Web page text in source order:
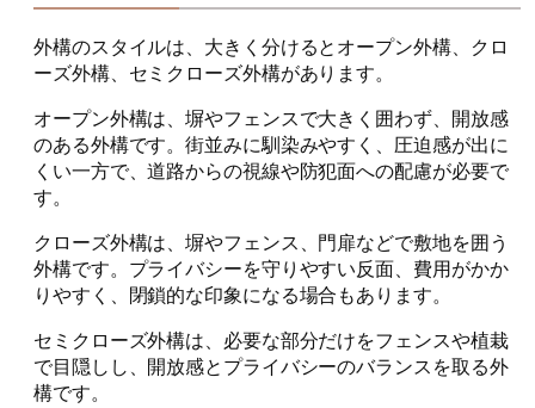
外構のスタイルは、大きく分けるとオープン外構、クロ
ーズ外構、セミクローズ外構があります。
オープン外構は、塀やフェンスで大きく囲わず、開放感
のある外構です。街並みに馴染みやすく、圧迫感が出に
くい一方で、道路からの視線や防犯面への配慮が必要で
す。
クローズ外構は、塀やフェンス、門扉などで敷地を囲う
外構です。プライバシーを守りやすい反面、費用がかか
りやすく、閉鎖的な印象になる場合もあります。
セミクローズ外構は、必要な部分だけをフェンスや植栽
で目隠しし、開放感とプライバシーのバランスを取る外
構です。